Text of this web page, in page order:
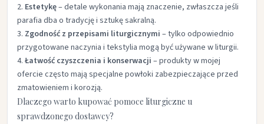
Estetykę– detale wykonania mają znaczenie, zwłaszcza jeśli
parafia dba o tradycję i sztukę sakralną.
Zgodność z przepisami liturgicznymi – tylko odpowiednio
przygotowane naczynia i tekstylia mogą być używane w liturgii.
Łatwość czyszczenia i konserwacji – produkty w mojej
ofercie często mają specjalne powłoki zabezpieczające przed
zmatowieniem i korozją.
Dlaczego warto kupować pomoce liturgiczne u
sprawdzonego dostawcy?